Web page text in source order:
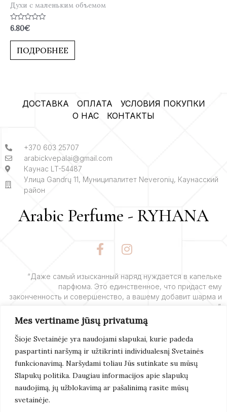
Mes vertiname jūsų privatumą
Šioje Svetainėje yra naudojami slapukai, kurie padeda
paspartinti naršymą ir užtikrinti individualesnį Svetainės
funkcionavimą. Naršydami toliau Jūs sutinkate su mūsų
Slapukų politika. Daugiau informacijos apie slapukų
naudojimą, jų užblokavimą ar pašalinimą rasite mūsų
svetainėje.
Духи с маленьким объемом
Оценка
0
из
6.80€
ПОДРОБНЕЕ
ДОСТАВКА ОПЛАТА
УСЛОВИЯ ПОКУПКИ
О НАС
КОНТАКТЫ
+370 603 25707
arabickvepalai@gmail.com
Каунас LT-54487
Улица Gandrų 11, Муниципалитет Neveronių, Каунасский
район
Arabic Perfume - RYHANA
F
a
e
b
o
o
k
-
f
I
n
t
a
g
r
a
m
“Даже самый изысканный наряд нуждается в капельке
парфюма. Это единственное, что придаст ему
законченность и совершенство, а вашему добавит шарма и
очарования”.
Подробнее